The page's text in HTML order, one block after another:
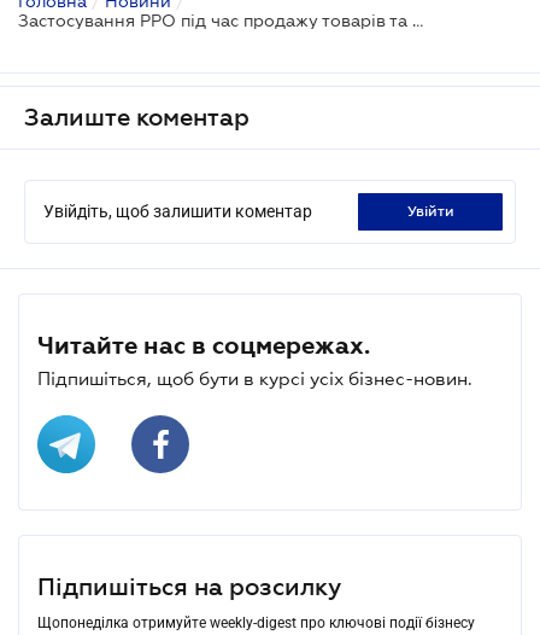
Застосування РРО під час продажу товарів та наданні послуг в мережі Інтернет - роз'яснює ДПС
Залиште коментар
Увійдіть, щоб залишити коментар увійти
Читайте нас в соцмережах.
Підпишіться, щоб бути в курсі усіх бізнес-новин.
Підпишіться на розсилку
Щопонеділка отримуйте weekly-digest про ключові події бізнесу